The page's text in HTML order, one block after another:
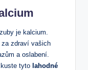
je kalcium.
za zdraví vašich
a oslabení.
tyto‌ lahodné